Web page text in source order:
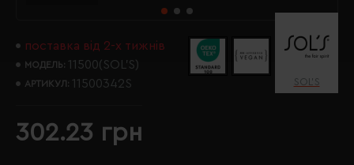
поставка від 2-х тижнів
МОДЕЛЬ: 11500(SOL’S)
АРТИКУЛ: 11500342S SOL’S
302.23 грн